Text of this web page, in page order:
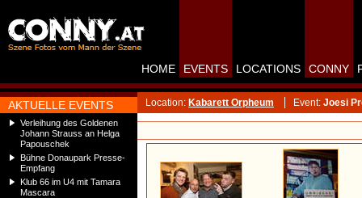
AKTUELLE EVENTS
Verleihung des Goldenen
Johann Strauss an Helga
Papouschek
Bühne Donaupark Presse-
Empfang
Klub 66 im U4 mit Tamara
Mascara
HOME EVENTS LOCATIONS CONNY
Location: Kabarett Orpheum Event: Joesi